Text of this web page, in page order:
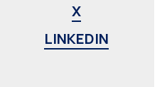
X
LINKEDIN